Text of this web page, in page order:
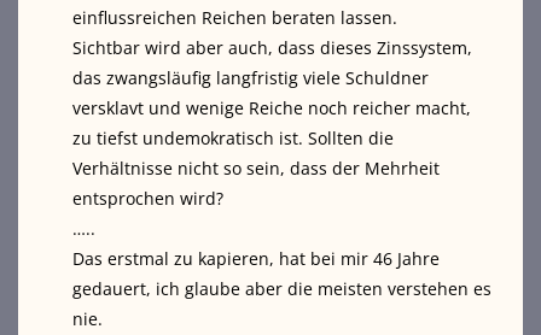
einflussreichen Reichen beraten lassen.
Sichtbar wird aber auch, dass dieses Zinssystem,
das zwangsläufig langfristig viele Schuldner
versklavt und wenige Reiche noch reicher macht,
zu tiefst undemokratisch ist. Sollten die
Verhältnisse nicht so sein, dass der Mehrheit
entsprochen wird?
…..
Das erstmal zu kapieren, hat bei mir 46 Jahre
gedauert, ich glaube aber die meisten verstehen es
nie.